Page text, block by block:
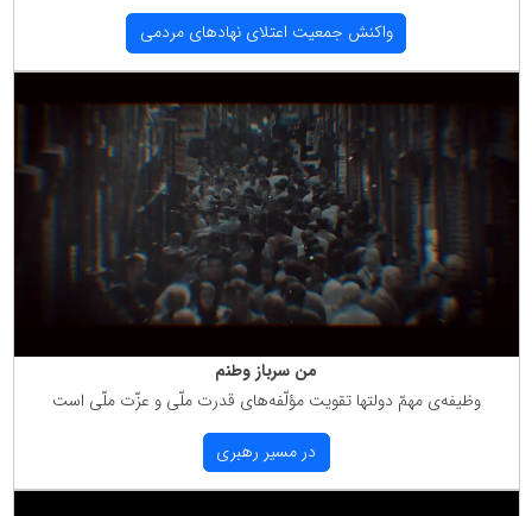
واكنش جمعیت اعتلای نهادهای مردمی
من سرباز وطنم
وظیفه‌ی مهمّ دولتها تقویت مؤلّفه‌های قدرت ملّی و عزّت ملّی است
در مسیر رهبری